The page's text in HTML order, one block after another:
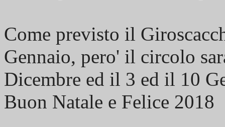
Come previsto il
Gennaio, pero' il circolo
Dicembre ed il 3 ed il 10
Buon Natale e Felice 2018